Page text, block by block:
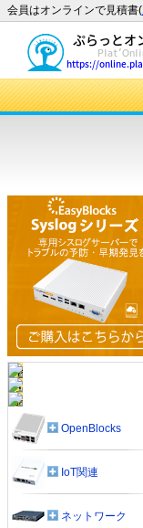
会員はオンラインで見積書(
OpenBlocks
IoT関連
ネットワーク